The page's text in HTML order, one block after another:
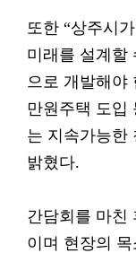
또한 “상주시
미래를 설계할
으로 개발해야
만원주택 도입
는 지속가능한
밝혔다.
간담회를 마친
이며 현장의